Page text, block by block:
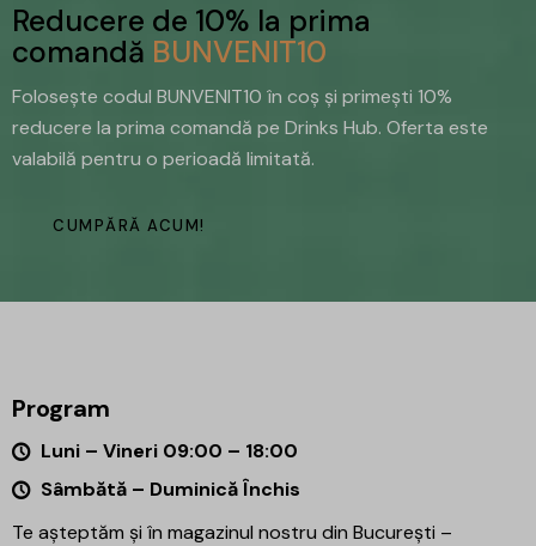
Reducere de 10% la prima
comandă BUNVENIT10
Folosește codul BUNVENIT10 în coș și primești 10%
reducere la prima comandă pe Drinks Hub. Oferta este
valabilă pentru o perioadă limitată.
CUMPĂRĂ ACUM!
Program
Luni – Vineri 09:00 – 18:00
Sâmbătă – Duminică Închis
Te așteptăm și în magazinul nostru din București –